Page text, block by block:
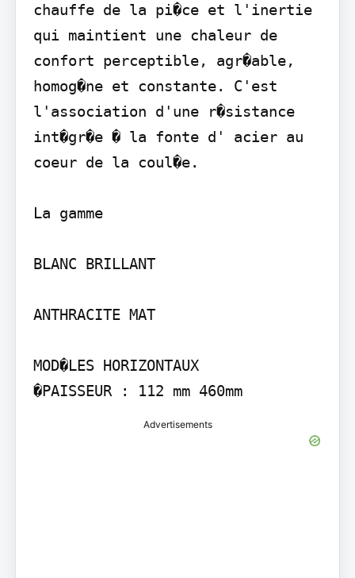
chauffe de la pi�ce et l'inertie
qui maintient une chaleur de
confort perceptible, agr�able,
homog�ne et constante. C'est
l'association d'une r�sistance
int�gr�e � la fonte d' acier au
coeur de la coul�e.
La gamme
BLANC BRILLANT
ANTHRACITE MAT
MOD�LES HORIZONTAUX
�PAISSEUR : 112 mm 460mm
Advertisements